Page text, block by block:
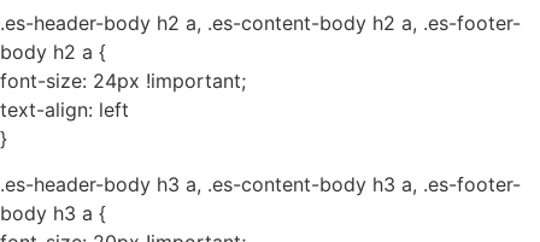
.es-header-body h2 a, .es-content-body h2 a, .es-footer-
body h2 a {
font-size: 24px !important;
text-align: left
}
.es-header-body h3 a, .es-content-body h3 a, .es-footer-
body h3 a {